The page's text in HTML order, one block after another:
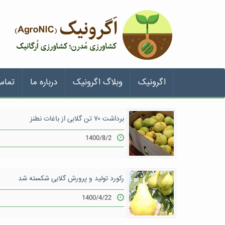
اگرونیک وبلاگ اگرونیک درباره ما
برداشت ۷۰ تن گلابی از باغات نطنز
1400/8/2
رکورد تولید و پرورش گلابی شکسته شد
1400/4/22